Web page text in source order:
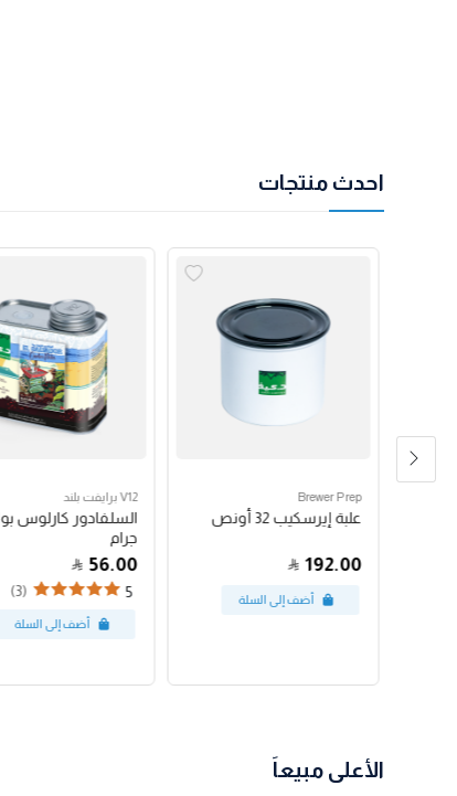
احدث منتجات
Brewer Prep
علبة إيرسكيب 32 أونص
192.00
V12 برايفت بلند
جرام
56.00
5
(3)
الأعلى مبيعاً